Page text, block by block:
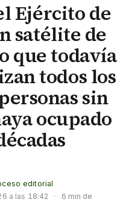
Ejército de
satélite de
que todavía
todos los
sin
ocupado
editorial
a las 18:42 ·
6 min de